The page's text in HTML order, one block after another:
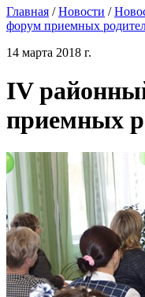
Главная / Новости /
форум приемных
14 марта 2018 г.
IV
приемных